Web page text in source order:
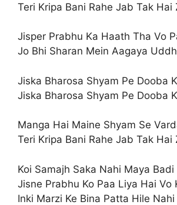
Teri Kripa Bani Rahe Jab Tak Hai
Jisper Prabhu Ka Haath Tha Vo
Jo Bhi Sharan Mein Aagaya
Jiska Bharosa Shyam Pe Dooba
Jiska Bharosa Shyam Pe Dooba
Manga Hai Maine Shyam Se
Teri Kripa Bani Rahe Jab Tak Hai
Koi Samajh Saka Nahi Maya
Jisne Prabhu Ko Paa Liya Hai Vo
Inki Marzi Ke Bina Patta Hile Nahi